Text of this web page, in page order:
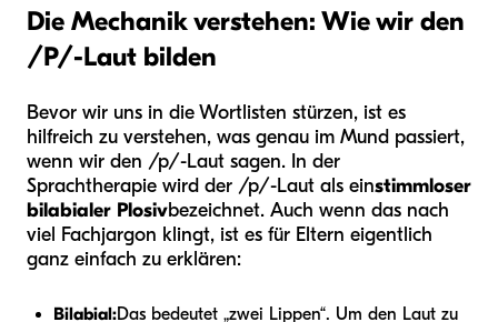
Die Mechanik verstehen: Wie wir den
/P/-Laut bilden
Bevor wir uns in die Wortlisten stürzen, ist es
hilfreich zu verstehen, was genau im Mund passiert,
wenn wir den /p/-Laut sagen. In der
Sprachtherapie wird der /p/-Laut als einstimmloser
bilabialer Plosivbezeichnet. Auch wenn das nach
viel Fachjargon klingt, ist es für Eltern eigentlich
ganz einfach zu erklären:
Bilabial:Das bedeutet „zwei Lippen“. Um den Laut zu